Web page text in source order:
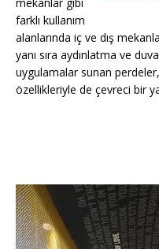
farklı kullanım
alanlarında iç ve dış
yanı sıra aydınlatma ve
uygulamalar sunan
özellikleriyle de çevreci bir